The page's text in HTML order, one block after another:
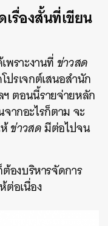
รื่องสั้นที่เขียน
พราะงานที่ ข่าวสด
ปรเจกต์เสนอสำนัก
ฯ ตอนนี้รายจ่ายหลัก
ากอะไรก็ตาม จะ
ข่าวสดมีต่อไปจน
องบริหารจัดการ
ต่อเนื่อง